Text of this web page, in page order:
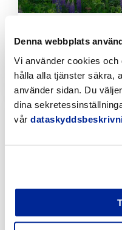
Denna webbplats
Vi använder cookies
hålla alla tjänster säkra,
använder sidan. Du
dina
vår
Bekämpningen av
planenligt i
Klicka
för
att